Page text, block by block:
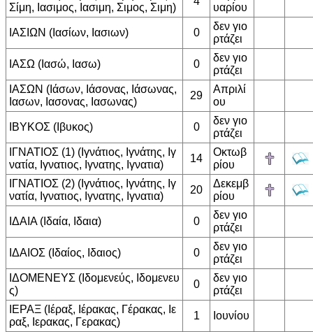
Σίμη, Ιασιμος, Ιασιμη, Σιμος, Σιμη)
υαρίου
ΙΑΣΙΩΝ (Ιασίων, Ιασιων) 0
δεν γιο
ρτάζει
ΙΑΣΩ (Ιασώ, Ιασω) 0
δεν γιο
ρτάζει
ΙΑΣΩΝ (Ιάσων, Ιάσονας, Ιάσωνας,
Ιασων, Ιασονας, Ιασωνας)
29
Απριλί
ου
ΙΒΥΚΟΣ (Ιβυκος) 0
δεν γιο
ρτάζει
ΙΓΝΑΤΙΟΣ (1) (Ιγνάτιος, Ιγνάτης, Ιγ
νατία, Ιγνατιος, Ιγνατης, Ιγνατια)
14
Οκτωβ
ρίου
ΙΓΝΑΤΙΟΣ (2) (Ιγνάτιος, Ιγνάτης, Ιγ
νατία, Ιγνατιος, Ιγνατης, Ιγνατια)
20
Δεκεμβ
ρίου
ΙΔΑΙΑ (Ιδαία, Ιδαια) 0
δεν γιο
ρτάζει
ΙΔΑΙΟΣ (Ιδαίος, Ιδαιος) 0
δεν γιο
ρτάζει
ΙΔΟΜΕΝΕΥΣ (Ιδομενεύς, Ιδομενευ
ς)
0
δεν γιο
ρτάζει
ΙΕΡΑΞ (Ιέραξ, Ιέρακας, Γέρακας, Ιε
ραξ, Ιερακας, Γερακας)
1 Ιουνίου